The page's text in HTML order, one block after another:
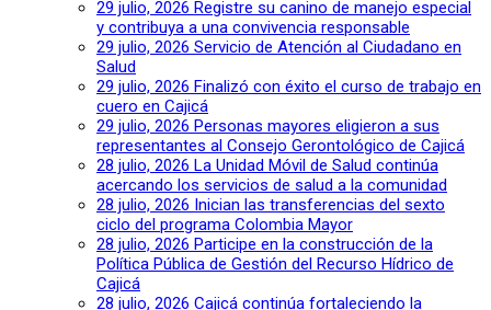
29 julio, 2026 Registre su canino de manejo especial
y contribuya a una convivencia responsable
29 julio, 2026 Servicio de Atención al Ciudadano en
Salud
29 julio, 2026 Finalizó con éxito el curso de trabajo en
cuero en Cajicá
29 julio, 2026 Personas mayores eligieron a sus
representantes al Consejo Gerontológico de Cajicá
28 julio, 2026 La Unidad Móvil de Salud continúa
acercando los servicios de salud a la comunidad
28 julio, 2026 Inician las transferencias del sexto
ciclo del programa Colombia Mayor
28 julio, 2026 Participe en la construcción de la
Política Pública de Gestión del Recurso Hídrico de
Cajicá
28 julio, 2026 Cajicá continúa fortaleciendo la